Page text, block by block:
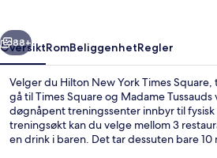
Neste
88+
OversiktRomBeliggenhetRegler
Velger du Hilton New York Times
gå til Times Square og Madame Tussauds
døgnåpent treningssenter innbyr til
treningsøkt kan du velge mellom 3
en drink i baren. Det tar dessuten bare 10